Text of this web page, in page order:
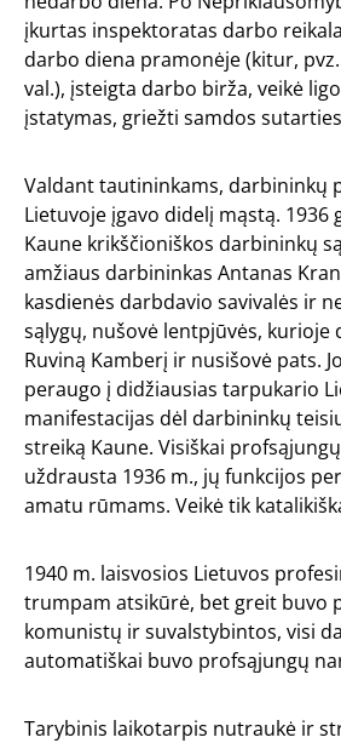
įkurtas inspektoratas darbo
darbo diena pramonėje (kitur,
val.), įsteigta darbo birža, veikė
įstatymas, griežti samdos
Valdant tautininkams, darbininkų
Lietuvoje įgavo didelį mąstą. 1936
Kaune krikščioniškos darbininkų
amžiaus darbininkas Antanas
kasdienės darbdavio savivalės ir
sąlygų, nušovė lentpjūvės, kurioje
Ruviną Kamberį ir nusišovė pats.
peraugo į didžiausias tarpukario
manifestacijas dėl darbininkų
streiką Kaune. Visiškai
uždrausta 1936 m., jų funkcijos
amatu rūmams. Veikė tik
1940 m. laisvosios Lietuvos
trumpam atsikūrė, bet greit buvo
komunistų ir suvalstybintos, visi
automatiškai buvo profsąjungų
Tarybinis laikotarpis nutraukė ir